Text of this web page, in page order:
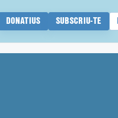
DONATIUS SUBSCRIU-TE